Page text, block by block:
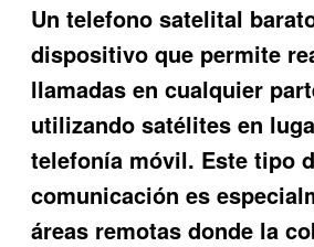
Untelefono satelital
dispositivo que permite
llamadas en cualquier
utilizando satélites en
telefonía móvil. Este tipo
comunicación es
áreas remotas donde la